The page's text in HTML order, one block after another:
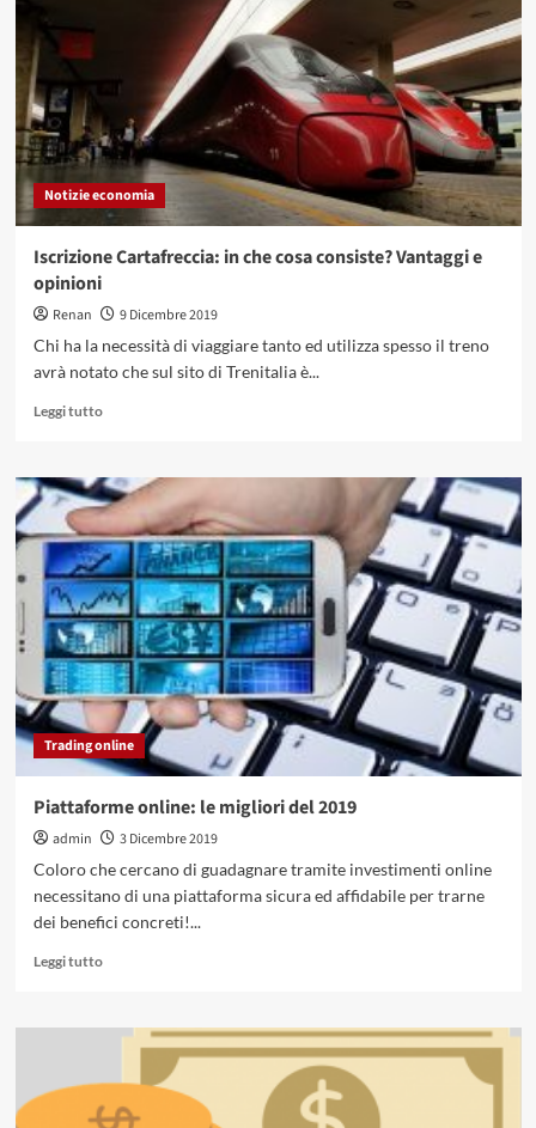
Notizie economia
Iscrizione Cartafreccia: in che cosa consiste? Vantaggi e
opinioni
Renan
9 Dicembre 2019
Chi ha la necessità di viaggiare tanto ed utilizza spesso il treno
avrà notato che sul sito di Trenitalia è...
Leggi tuttoLeggi
su
Iscrizione
Cartafreccia:
in
che
cosa
consiste?
Vantaggi
e
opinioni
Trading online
Piattaforme online: le migliori del 2019
admin
3 Dicembre 2019
Coloro che cercano di guadagnare tramite investimenti online
necessitano di una piattaforma sicura ed affidabile per trarne
dei benefici concreti!...
Leggi tuttoLeggi
su
Piattaforme
migliori